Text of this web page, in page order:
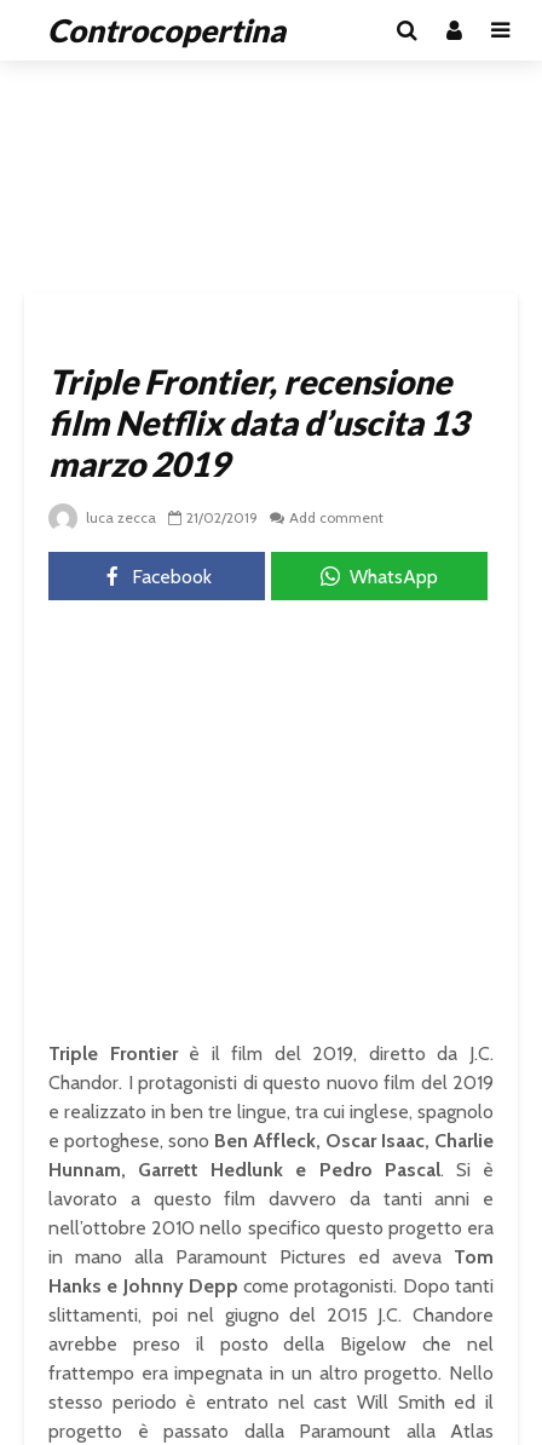
Controcopertina
Triple Frontier, recensione
film Netflix data d’uscita 13
marzo 2019
luca zecca 21/02/2019 Add comment
Facebook WhatsApp
Triple Frontierè il film del 2019, diretto da J.C.
Chandor. I protagonisti di questo nuovo film del 2019
e realizzato in ben tre lingue, tra cui inglese, spagnolo
e portoghese, sono Ben Affleck, Oscar Isaac, Charlie
Hunnam, Garrett Hedlunk e Pedro Pascal. Si è
lavorato a questo film davvero da tanti anni e
nell’ottobre 2010 nello specifico questo progetto era
in mano alla Paramount Pictures ed aveva Tom
Hanks e Johnny Depp come protagonisti. Dopo tanti
slittamenti, poi nel giugno del 2015 J.C. Chandore
avrebbe preso il posto della Bigelow che nel
frattempo era impegnata in un altro progetto. Nello
stesso periodo è entrato nel cast Will Smith ed il
progetto è passato dalla Paramount alla Atlas